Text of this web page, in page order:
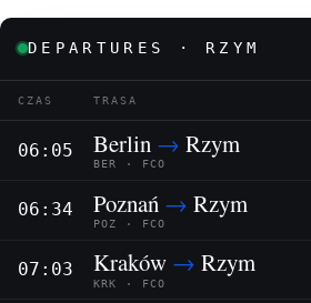
DEPARTURES · RZYM
CZAS TRASA
06:05 Berlin → Rzym
BER · FCO
06:34 Poznań → Rzym
POZ · FCO
07:03 Kraków → Rzym
KRK · FCO